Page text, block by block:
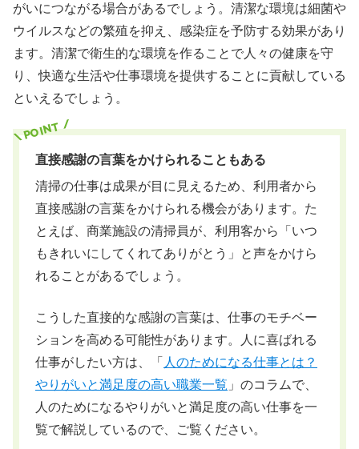
がいにつながる場合があるでしょう。清潔な環境は細菌や
ウイルスなどの繁殖を抑え、感染症を予防する効果があり
ます。清潔で衛生的な環境を作ることで人々の健康を守
り、快適な生活や仕事環境を提供することに貢献している
といえるでしょう。
直接感謝の言葉をかけられることもある
清掃の仕事は成果が目に見えるため、利用者から
直接感謝の言葉をかけられる機会があります。た
とえば、商業施設の清掃員が、利用客から「いつ
もきれいにしてくれてありがとう」と声をかけら
れることがあるでしょう。
こうした直接的な感謝の言葉は、仕事のモチベー
ションを高める可能性があります。人に喜ばれる
仕事がしたい方は、「 人のためになる仕事とは？
やりがいと満足度の高い職業一覧 」のコラムで、
人のためになるやりがいと満足度の高い仕事を一
覧で解説しているので、ご覧ください。